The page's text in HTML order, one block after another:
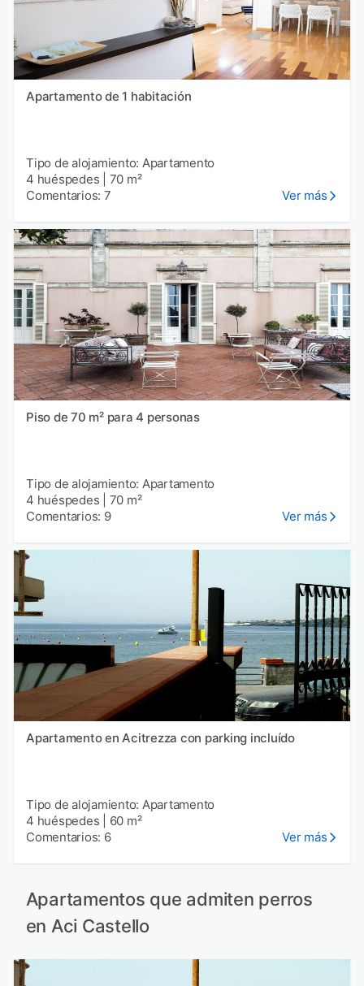
Apartamento de 1 habitación
Tipo de alojamiento: Apartamento
4 huéspedes
70 m²
Comentarios: 7
Ver más
Piso de 70 m² para 4 personas
Tipo de alojamiento: Apartamento
4 huéspedes
70 m²
Comentarios: 9
Ver más
Apartamento en Acitrezza con parking incluído
Tipo de alojamiento: Apartamento
4 huéspedes
60 m²
Comentarios: 6
Ver más
Apartamentos que admiten perros
en Aci Castello